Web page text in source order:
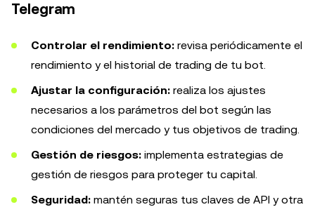
Telegram
Controlar el rendimiento: revisa periódicamente el
rendimiento y el historial de trading de tu bot.
Ajustar la configuración: realiza los ajustes
necesarios a los parámetros del bot según las
condiciones del mercado y tus objetivos de trading.
Gestión de riesgos: implementa estrategias de
gestión de riesgos para proteger tu capital.
Seguridad: mantén seguras tus claves de API y otra